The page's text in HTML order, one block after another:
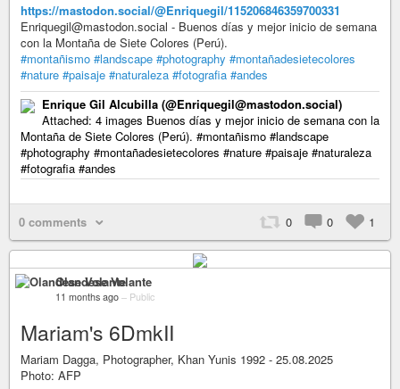
https://mastodon.social/@Enriquegil/115206846359700331
Enriquegil@mastodon.social - Buenos días y mejor inicio de semana
con la Montaña de Siete Colores (Perú).
#montañismo #landscape #photography #montañadesietecolores
#nature #paisaje #naturaleza #fotografia #andes
Enrique Gil Alcubilla (@Enriquegil@mastodon.social)
Attached: 4 images Buenos días y mejor inicio de semana con la
Montaña de Siete Colores (Perú). #montañismo #landscape
#photography #montañadesietecolores #nature #paisaje #naturaleza
#fotografia #andes
0 comments 0 0 1
Olandese Volante
11 months ago – Public
Mariam's 6DmkII
Mariam Dagga, Photographer, Khan Yunis 1992 - 25.08.2025
Photo: AFP